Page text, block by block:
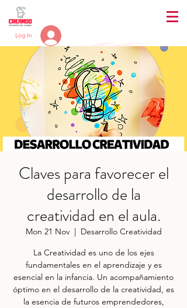
Log In
Claves para favorecer el
desarrollo de la
creatividad en el aula.
Mon 21 Nov
  |
Desarrollo Creatividad
La Creatividad es uno de los ejes
fundamentales en el aprendizaje y es
esencial en la infancia. Un acompañamiento
óptimo en el desarrollo de la creatividad, es
la esencia de futuros emprendedores,